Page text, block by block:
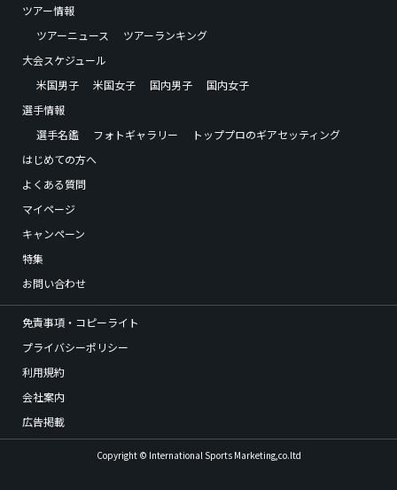
ツアー情報
ツアーニュース
ツアーランキング
大会スケジュール
米国男子
米国女子 国内男子
国内女子
選手情報
選手名鑑
フォトギャラリー
トッププロのギアセッティング
はじめての方へ
よくある質問
マイページ
キャンペーン
特集
お問い合わせ
免責事項・コピーライト
プライバシーポリシー
利用規約
会社案内
広告掲載
Copyright © International Sports Marketing,co.ltd